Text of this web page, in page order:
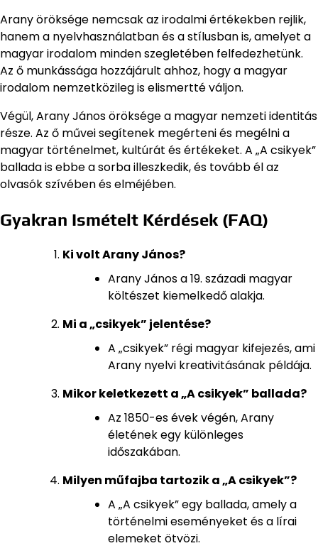
Arany öröksége nemcsak az irodalmi értékekben rejlik,
hanem a nyelvhasználatban és a stílusban is, amelyet a
magyar irodalom minden szegletében felfedezhetünk.
Az ő munkássága hozzájárult ahhoz, hogy a magyar
irodalom nemzetközileg is elismertté váljon.
Végül, Arany János öröksége a magyar nemzeti identitás
része. Az ő művei segítenek megérteni és megélni a
magyar történelmet, kultúrát és értékeket. A „A csikyek”
ballada is ebbe a sorba illeszkedik, és tovább él az
olvasók szívében és elméjében.
Gyakran Ismételt Kérdések (FAQ)
Ki volt Arany János?
Arany János a 19. századi magyar
költészet kiemelkedő alakja.
Mi a „csikyek” jelentése?
A „csikyek” régi magyar kifejezés, ami
Arany nyelvi kreativitásának példája.
Mikor keletkezett a „A csikyek” ballada?
Az 1850-es évek végén, Arany
életének egy különleges
időszakában.
Milyen műfajba tartozik a „A csikyek”?
A „A csikyek” egy ballada, amely a
történelmi eseményeket és a lírai
elemeket ötvözi.